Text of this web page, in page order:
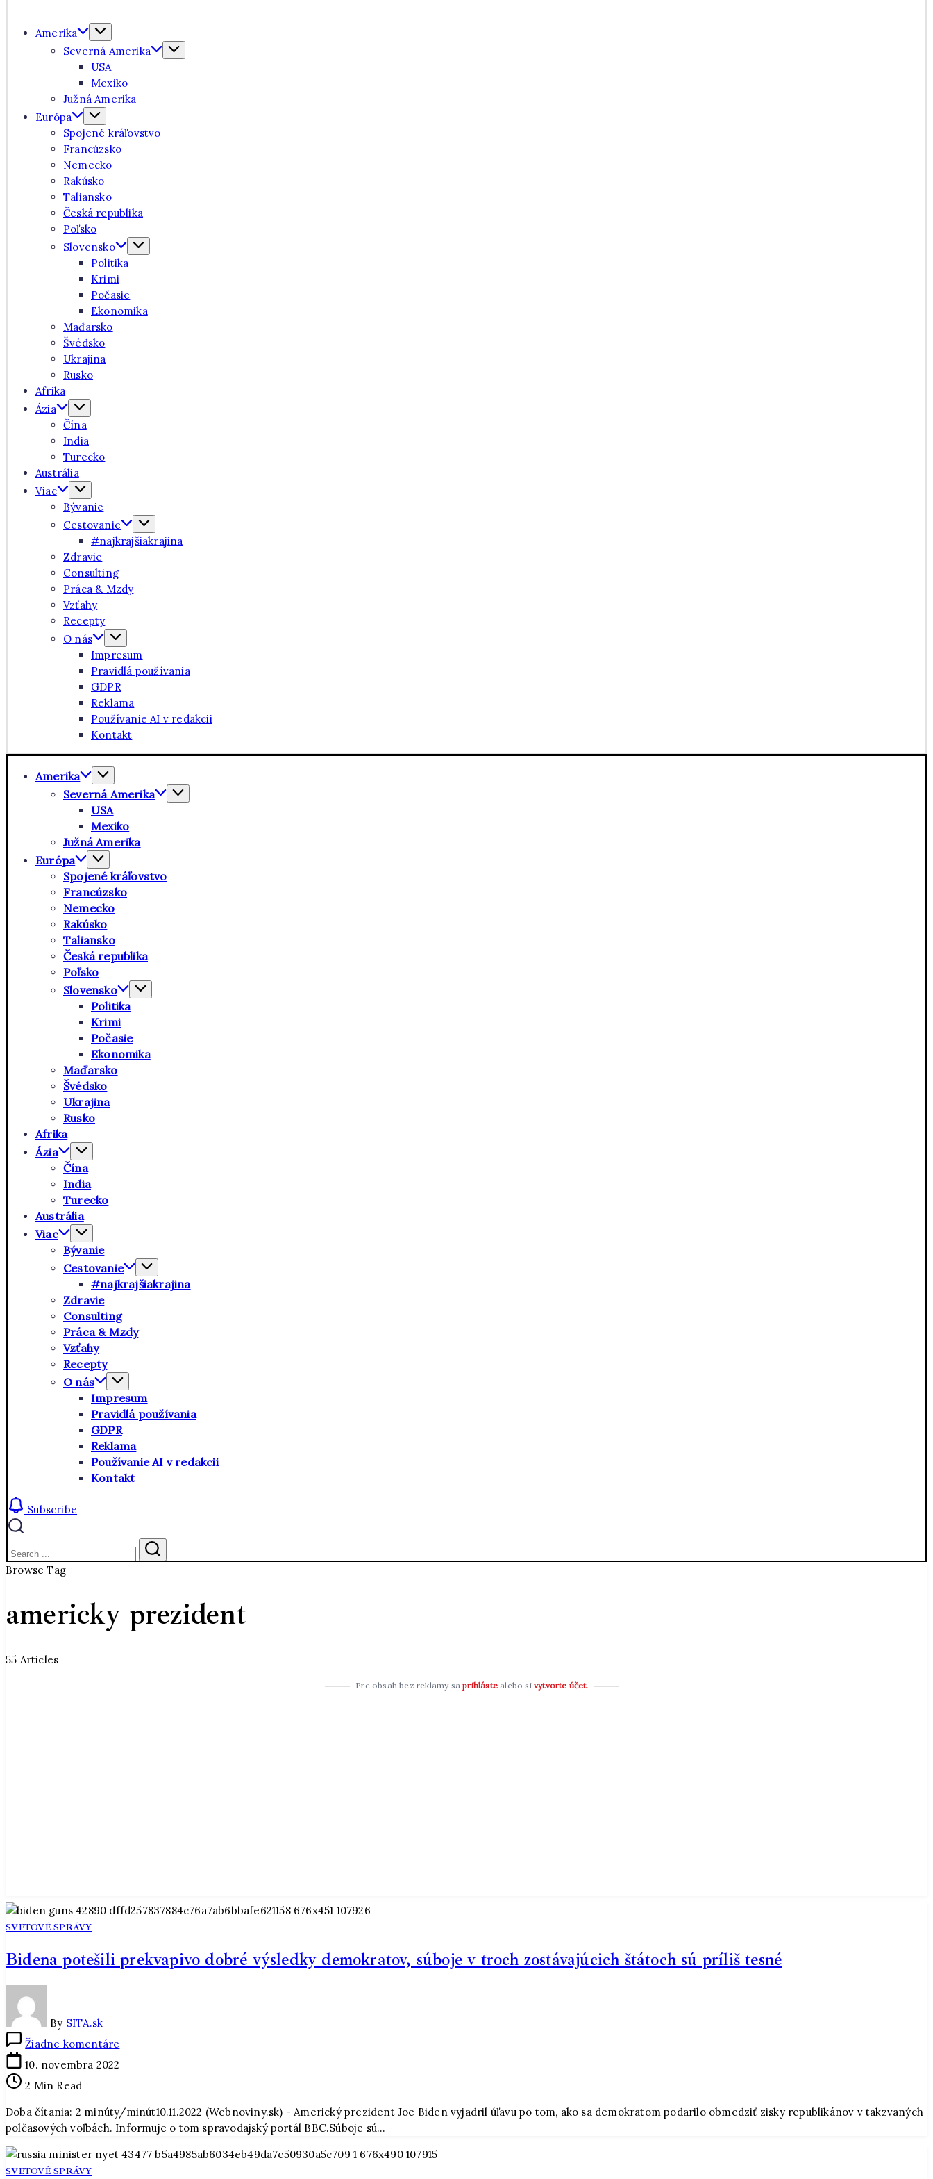
Amerika
Severná Amerika
USA
Mexiko
Južná Amerika
Európa
Spojené kráľovstvo
Francúzsko
Nemecko
Rakúsko
Taliansko
Česká republika
Poľsko
Slovensko
Politika
Krimi
Počasie
Ekonomika
Maďarsko
Švédsko
Ukrajina
Rusko
Afrika
Ázia
Čína
India
Turecko
Austrália
Viac
Bývanie
Cestovanie
#najkrajšiakrajina
Zdravie
Consulting
Práca & Mzdy
Vzťahy
Recepty
O nás
Impresum
Pravidlá používania
GDPR
Reklama
Používanie AI v redakcii
Kontakt
Amerika
Severná Amerika
USA
Mexiko
Južná Amerika
Európa
Spojené kráľovstvo
Francúzsko
Nemecko
Rakúsko
Taliansko
Česká republika
Poľsko
Slovensko
Politika
Krimi
Počasie
Ekonomika
Maďarsko
Švédsko
Ukrajina
Rusko
Afrika
Ázia
Čína
India
Turecko
Austrália
Viac
Bývanie
Cestovanie
#najkrajšiakrajina
Zdravie
Consulting
Práca & Mzdy
Vzťahy
Recepty
O nás
Impresum
Pravidlá používania
GDPR
Reklama
Používanie AI v redakcii
Kontakt
Subscribe
Close
Search Search
Browse Tag
americky prezident
55 Articles
Pre obsah bez reklamy saprihláste alebo si vytvorte účet.
SVETOVÉ SPRÁVY
Bidena potešili prekvapivo dobré výsledky demokratov, súboje v troch zostávajúcich štátoch sú príliš tesné
By SITA.sk
Žiadne komentáre
výsledky
demokratov,
súboje
10. novembra 2022
2 Min Read
Doba čítania: 2 minúty/minút10.11.2022 (Webnoviny.sk) - Americký prezident Joe Biden vyjadril úľavu po tom, ako sa demokratom podarilo obmedziť zisky republikánov v takzvaných
polčasových voľbách. Informuje o tom spravodajský portál BBC.Súboje sú…
SVETOVÉ SPRÁVY